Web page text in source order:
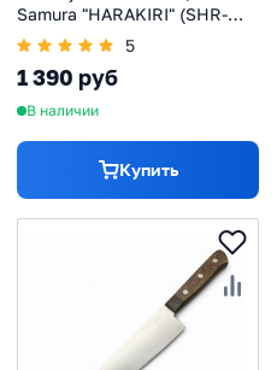
Samura "HARAKIRI" (SHR-
0011B) 99 мм, сталь AUS-8,
рукоять ABS пластик,
чёрный
5
1 390 руб
В наличии
Купить